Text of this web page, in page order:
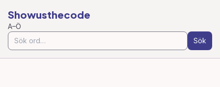
Showusthecode
A–Ö
Sök